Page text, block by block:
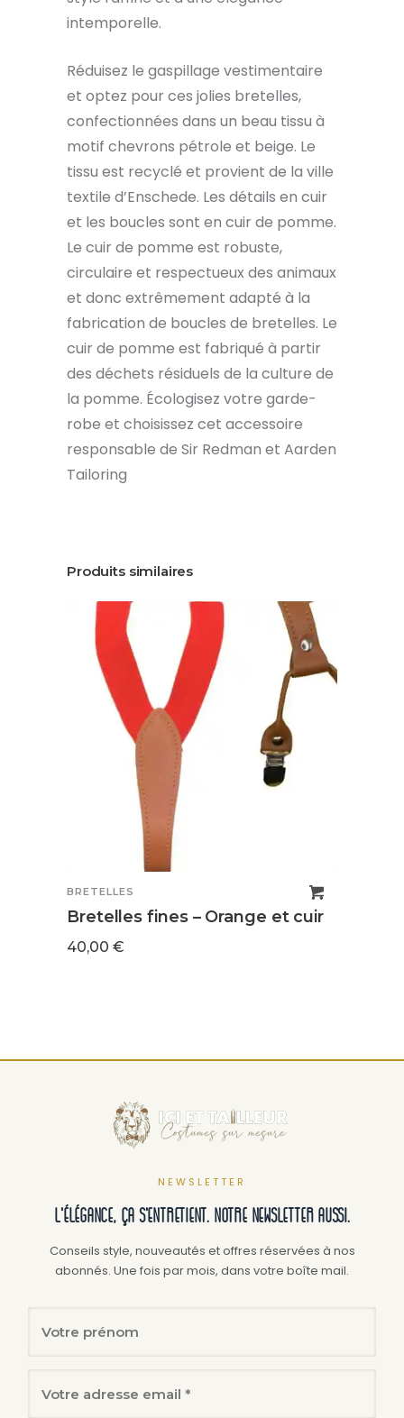
intemporelle.
Réduisez le gaspillage vestimentaire
et optez pour ces jolies bretelles,
confectionnées dans un beau tissu à
motif chevrons pétrole et beige. Le
tissu est recyclé et provient de la ville
textile d’Enschede. Les détails en cuir
et les boucles sont en cuir de pomme.
Le cuir de pomme est robuste,
circulaire et respectueux des animaux
et donc extrêmement adapté à la
fabrication de boucles de bretelles. Le
cuir de pomme est fabriqué à partir
des déchets résiduels de la culture de
la pomme. Écologisez votre garde-
robe et choisissez cet accessoire
responsable de Sir Redman et Aarden
Tailoring
Produits similaires
BRETELLES
Bretelles fines – Orange et cuir
40,00 €
NEWSLETTER
L'élégance, ça s'entretient. Notre newsletter aussi.
Conseils style, nouveautés et offres réservées à nos
abonnés. Une fois par mois, dans votre boîte mail.